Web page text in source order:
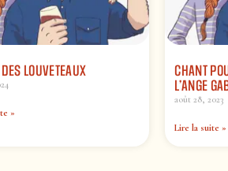
LOUVETEAUX
»
CHANT
L’ANGE
août 28, 2023
Lire la suite »